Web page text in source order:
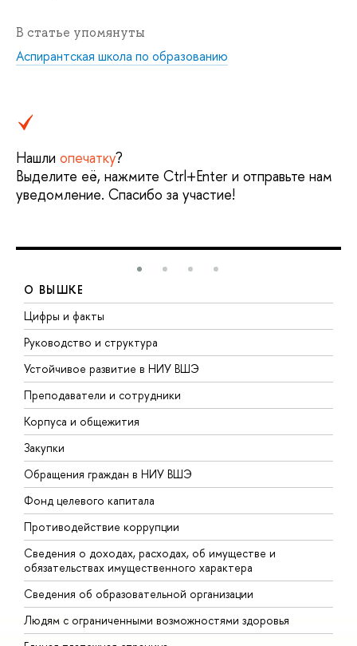
статье упомянуты
Аспирантская школа по образованию
Нашли опечатку?
ыделите её, нажмите Ctrl+Enter и отправьте нам
уведомление. Спасибо за участие!
О ВЫШКЕ
Цифры и факты
Руководство и структура
Устойчивое развитие в НИУ ВШЭ
Преподаватели и сотрудники
Корпуса и общежития
Закупки
Обращения граждан в НИУ ВШЭ
Фонд целевого капитала
Противодействие коррупции
Сведения о доходах, расходах, об имуществе и
обязательствах имущественного характера
Сведения об образовательной организации
Людям с ограниченными возможностями здоровья